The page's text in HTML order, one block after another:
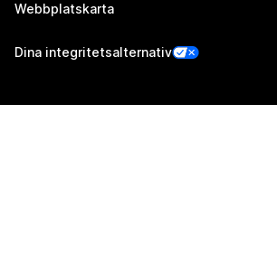
Webbplatskarta
Dina integritetsalternativ